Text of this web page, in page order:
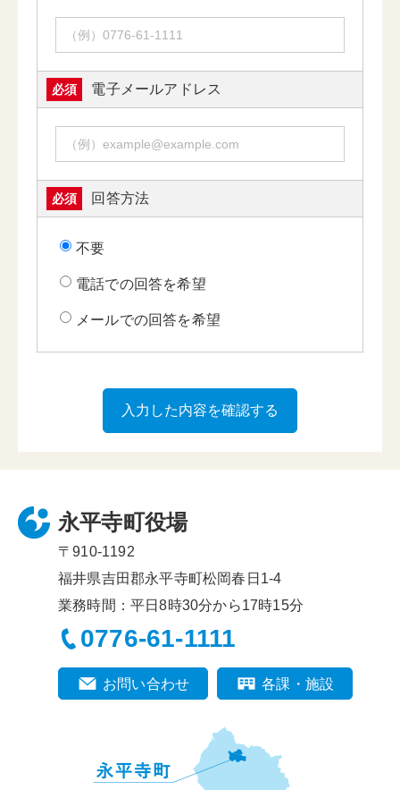
必須 電子メールアドレス
必須 回答方法
不要
電話での回答を希望
メールでの回答を希望
永平寺町役場
〒910-1192
福井県吉田郡永平寺町松岡春日1-4
業務時間：平日8時30分から17時15分
0776-61-1111
お問い合わせ 各課・施設